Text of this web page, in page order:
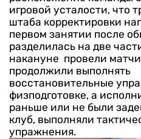
игровой усталости, что
штаба корректировки
первом занятии после
разделилась на две
накануне провели
продолжили выполнять
восстановительные
физподготовке, а
раньше или не были
клуб, выполняли
упражнения.